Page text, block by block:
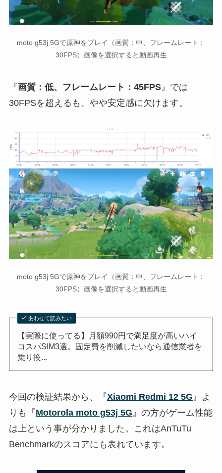
moto g53j 5Gで原神をプレイ（画質：中、フレームレート：
30FPS）画像を選択すると動画再生
『画質：低、フレームレート：45FPS』では
30FPSを超えるも、やや安定感に欠けます。
moto g53j 5Gで原神をプレイ（画質：中、フレームレート：
30FPS）画像を選択すると動画再生
あわせて読みたい
【実際に使ってる】月額990円で満足度が高いハイ
コスパSIM3選。固定費を削減したいなら通信業者を
乗り換...
今回の検証結果から、『Xiaomi Redmi 12 5G』よ
りも『Motorola moto g53j 5G』の方がゲーム性能
は上という事が分かりました。これはAnTuTu
Benchmarkのスコアにも表れています。